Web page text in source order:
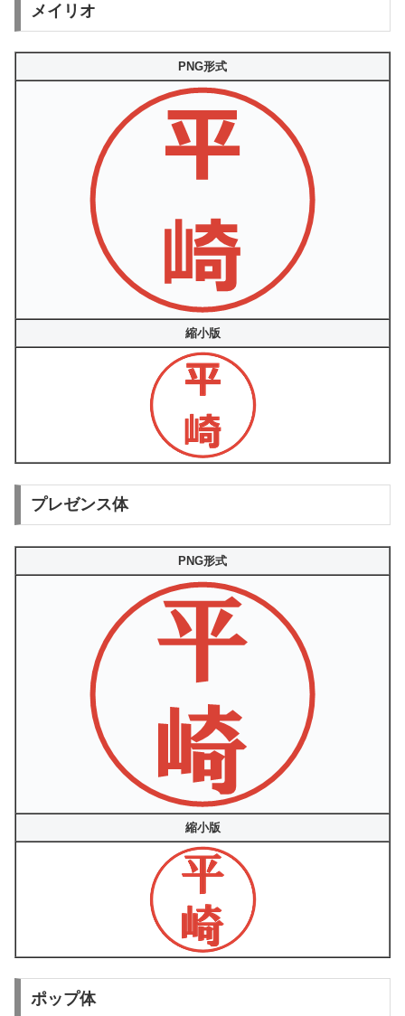
メイリオ
PNG形式
縮小版
プレゼンス体
PNG形式
縮小版
ポップ体